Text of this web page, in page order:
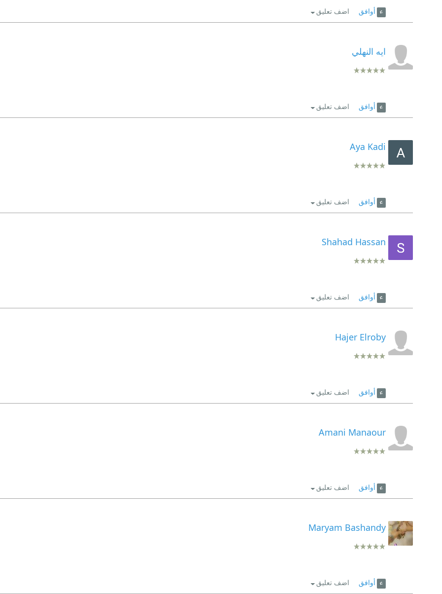
أوافق اضف تعليق
ايه النهلي
أوافق اضف تعليق
Aya Kadi
أوافق اضف تعليق
Shahad Hassan
أوافق اضف تعليق
Hajer Elroby
أوافق اضف تعليق
Amani Manaour
أوافق اضف تعليق
Maryam Bashandy
أوافق اضف تعليق